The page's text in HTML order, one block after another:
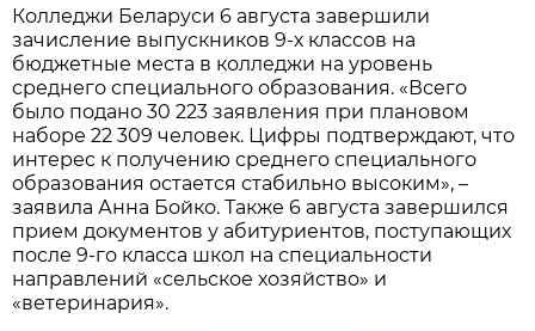
Колледжи Беларуси 6 августа завершили
зачисление выпускников 9-х классов на
бюджетные места в колледжи на уровень
среднего специального образования. «Всего
было подано 30 223 заявления при плановом
наборе 22 309 человек. Цифры подтверждают, что
интерес к получению среднего специального
образования остается стабильно высоким», –
заявила Анна Бойко. Также 6 августа завершился
прием документов у абитуриентов, поступающих
после 9-го класса школ на специальности
направлений «сельское хозяйство» и
«ветеринария».